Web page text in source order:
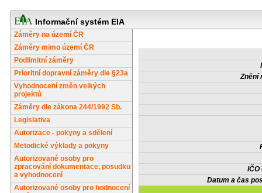
Informační systém EIA
Záměry na území ČR
Záměry mimo území ČR
Podlimitní záměry
Prioritní dopravní záměry dle §23a
Vyhodnocení změn velkých
projektů
Záměry dle zákona 244/1992 Sb.
Legislativa
Autorizace - pokyny a sdělení
Metodické výklady a pokyny
Autorizované osoby pro
zpracování dokumentace, posudku
a vyhodnocení
Autorizované osoby pro hodnocení
Znění
IČO
Datum a čas